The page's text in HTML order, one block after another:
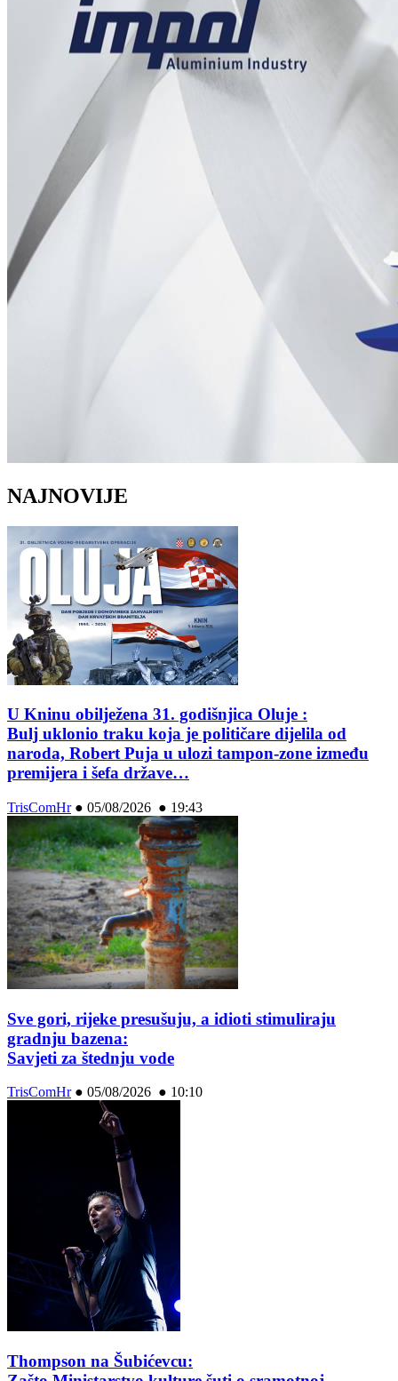
NAJNOVIJE
U Kninu obilježena 31. godišnjica Oluje :
Bulj uklonio traku koja je političare dijelila od
naroda, Robert Puja u ulozi tampon-zone između
premijera i šefa države…
TrisComHr● 05/08/2026 ● 19:43
Sve gori, rijeke presušuju, a idioti stimuliraju
gradnju bazena:
Savjeti za štednju vode
TrisComHr● 05/08/2026 ● 10:10
Thompson na Šubićevcu: